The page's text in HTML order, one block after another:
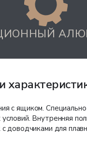
с ящиком.
Внутренняя
доводчиками для